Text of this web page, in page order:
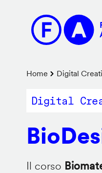
contenuto
principale
Briciole
di
Home Digital
Digital
Il corso